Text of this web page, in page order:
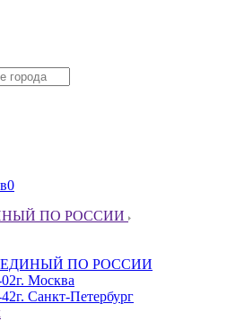
0
ПО РОССИИ
ЕДИНЫЙ ПО РОССИИ
г. Москва
г. Санкт-Петербург